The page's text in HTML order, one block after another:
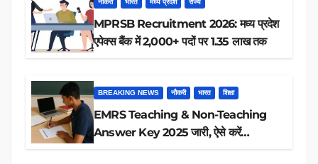
नौकरी भारत मध्य प्रदेश राज्य
MPRSB Recruitment 2026: मध्य प्रदेश
एपेक्स बैंक में 2,000+ पदों पर 1.35 लाख तक
BREAKING NEWS नौकरी भारत शिक्षा
EMRS Teaching & Non-Teaching
Answer Key 2025 जारी, ऐसे करें